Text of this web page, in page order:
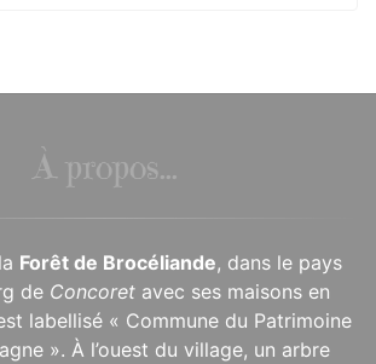
À propos...
Forêt de Brocéliande, dans le pays
de Concoret avec ses maisons en
labellisé « Commune du Patrimoine
». À l’ouest du village, un arbre